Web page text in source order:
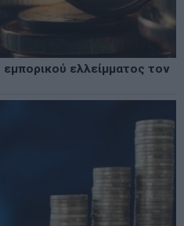
ελλείμματος τον